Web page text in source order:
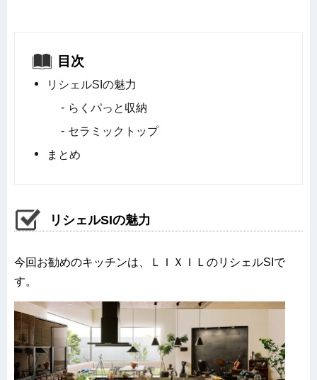
目次
リシェルSIの魅力
らくパっと収納
セラミックトップ
まとめ
リシェルSIの魅力
今回お勧めのキッチンは、ＬＩＸＩＬのリシェルSIで
す。